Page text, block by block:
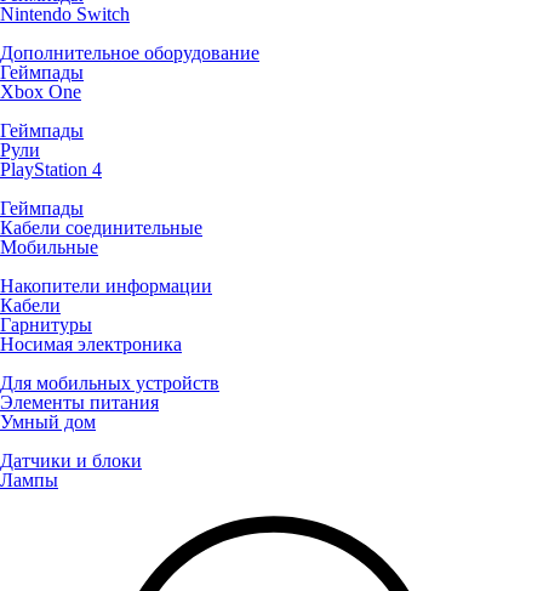
Nintendo Switch
Дополнительное оборудование
Геймпады
Xbox One
Геймпады
Рули
PlayStation 4
Геймпады
Кабели соединительные
Мобильные
Накопители информации
Кабели
Гарнитуры
Носимая электроника
Для мобильных устройств
Элементы питания
Умный дом
Датчики и блоки
Лампы